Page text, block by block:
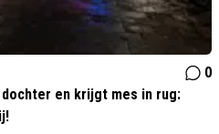
0
en krijgt mes in rug: